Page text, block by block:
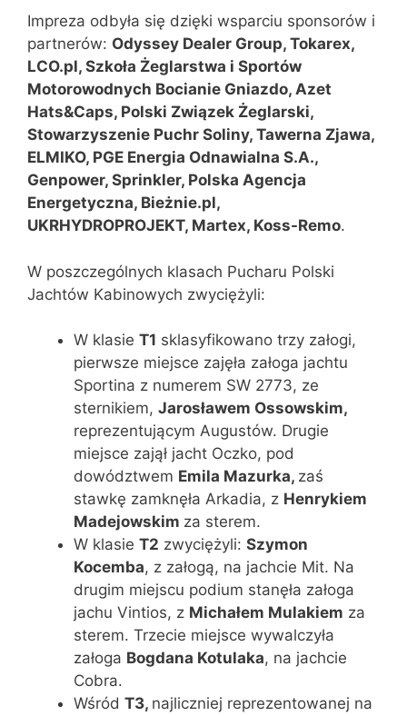
Impreza odbyła się dzięki wsparciu sponsorów i
partnerów: Odyssey Dealer Group, Tokarex,
LCO.pl, Szkoła Żeglarstwa i Sportów
Motorowodnych Bocianie Gniazdo, Azet
Hats&Caps, Polski Związek Żeglarski,
Stowarzyszenie Puchr Soliny, Tawerna Zjawa,
ELMIKO, PGE Energia Odnawialna S.A.,
Genpower, Sprinkler, Polska Agencja
Energetyczna, Bieżnie.pl,
UKRHYDROPROJEKT, Martex, Koss-Remo.
W poszczególnych klasach Pucharu Polski
Jachtów Kabinowych zwyciężyli:
W klasie T1 sklasyfikowano trzy załogi,
pierwsze miejsce zajęła załoga jachtu
Sportina z numerem SW 2773, ze
sternikiem, Jarosławem Ossowskim,
reprezentującym Augustów. Drugie
miejsce zajął jacht Oczko, pod
dowództwem Emila Mazurka, zaś
stawkę zamknęła Arkadia, z Henrykiem
Madejowskim za sterem.
W klasie T2 zwyciężyli: Szymon
Kocemba, z załogą, na jachcie Mit. Na
drugim miejscu podium stanęła załoga
jachu Vintios, z Michałem Mulakiem za
sterem. Trzecie miejsce wywalczyła
załoga Bogdana Kotulaka, na jachcie
Cobra.
Wśród T3, najliczniej reprezentowanej na